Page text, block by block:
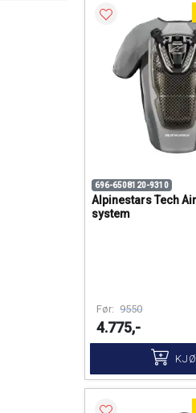
696-6508120-9310
Alpinestars Tech
system
Før: 9550
4.775,-